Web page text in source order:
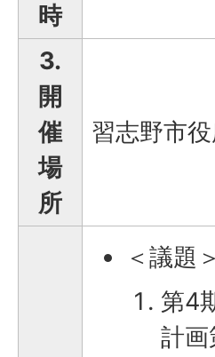
時
3.
開
催
場
所
習志野市
＜議題＞
第4
計